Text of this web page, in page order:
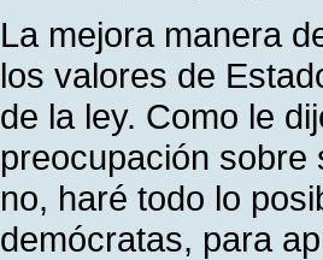
La mejora manera
los valores de
de la ley. Como le
preocupación sobre
no, haré todo lo
demócratas, para